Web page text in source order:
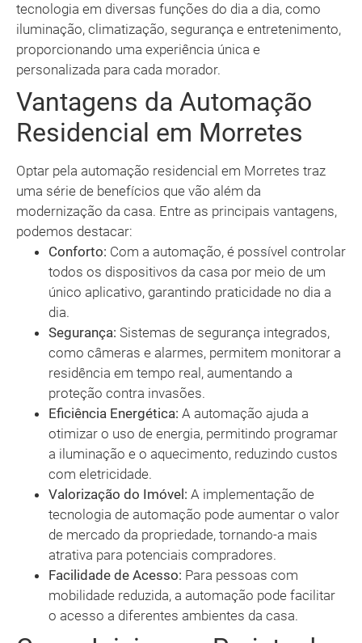
tecnologia em diversas funções do dia a dia, como
iluminação, climatização, segurança e entretenimento,
proporcionando uma experiência única e
personalizada para cada morador.
Vantagens da Automação
Residencial em Morretes
Optar pela automação residencial em Morretes traz
uma série de benefícios que vão além da
modernização da casa. Entre as principais vantagens,
podemos destacar:
Conforto: Com a automação, é possível controlar
todos os dispositivos da casa por meio de um
único aplicativo, garantindo praticidade no dia a
dia.
Segurança: Sistemas de segurança integrados,
como câmeras e alarmes, permitem monitorar a
residência em tempo real, aumentando a
proteção contra invasões.
Eficiência Energética: A automação ajuda a
otimizar o uso de energia, permitindo programar
a iluminação e o aquecimento, reduzindo custos
com eletricidade.
Valorização do Imóvel: A implementação de
tecnologia de automação pode aumentar o valor
de mercado da propriedade, tornando-a mais
atrativa para potenciais compradores.
Facilidade de Acesso: Para pessoas com
mobilidade reduzida, a automação pode facilitar
o acesso a diferentes ambientes da casa.